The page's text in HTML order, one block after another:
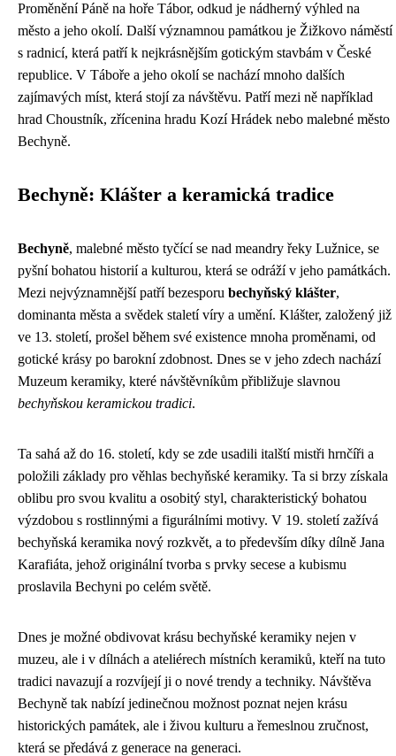
Proměnění Páně na hoře Tábor, odkud je nádherný výhled na
město a jeho okolí. Další významnou památkou je Žižkovo náměstí
s radnicí, která patří k nejkrásnějším gotickým stavbám v České
republice. V Táboře a jeho okolí se nachází mnoho dalších
zajímavých míst, která stojí za návštěvu. Patří mezi ně například
hrad Choustník, zřícenina hradu Kozí Hrádek nebo malebné město
Bechyně.
Bechyně: Klášter a keramická tradice
Bechyně, malebné město tyčící se nad meandry řeky Lužnice, se
pyšní bohatou historií a kulturou, která se odráží v jeho památkách.
Mezi nejvýznamnější patří bezesporu bechyňský klášter,
dominanta města a svědek staletí víry a umění. Klášter, založený již
ve 13. století, prošel během své existence mnoha proměnami, od
gotické krásy po barokní zdobnost. Dnes se v jeho zdech nachází
Muzeum keramiky, které návštěvníkům přibližuje slavnou
bechyňskou keramickou tradici.
Ta sahá až do 16. století, kdy se zde usadili italští mistři hrnčíři a
položili základy pro věhlas bechyňské keramiky. Ta si brzy získala
oblibu pro svou kvalitu a osobitý styl, charakteristický bohatou
výzdobou s rostlinnými a figurálními motivy. V 19. století zažívá
bechyňská keramika nový rozkvět, a to především díky dílně Jana
Karafiáta, jehož originální tvorba s prvky secese a kubismu
proslavila Bechyni po celém světě.
Dnes je možné obdivovat krásu bechyňské keramiky nejen v
muzeu, ale i v dílnách a ateliérech místních keramiků, kteří na tuto
tradici navazují a rozvíjejí ji o nové trendy a techniky. Návštěva
Bechyně tak nabízí jedinečnou možnost poznat nejen krásu
historických památek, ale i živou kulturu a řemeslnou zručnost,
která se předává z generace na generaci.